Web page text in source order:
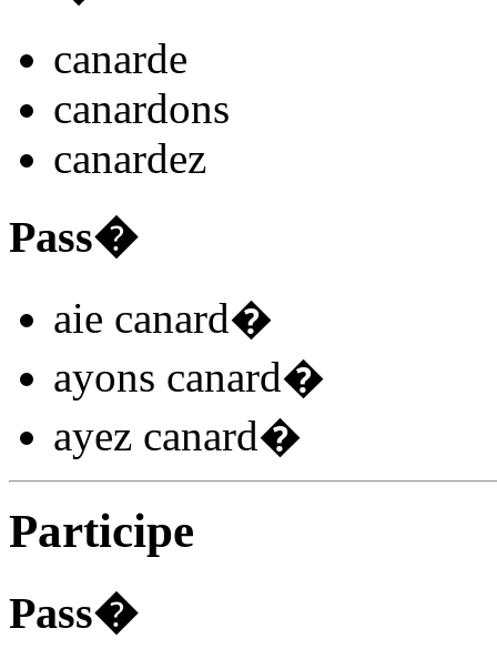
canarde
canardons
canardez
Pass�
aie canard�
ayons canard�
ayez canard�
Participe
Pass�